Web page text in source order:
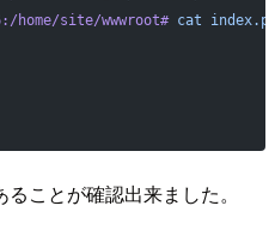
home/site/wwwroot# cat
ことが確認出来ました。